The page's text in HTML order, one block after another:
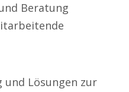
Beratung
und Lösungen zur